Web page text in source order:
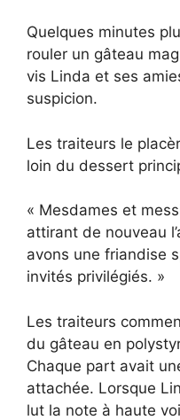
Quelques minutes
rouler un gâteau
vis Linda et ses
suspicion.
Les traiteurs le
loin du dessert
« Mesdames et
attirant de nouveau
avons une friandise
invités privilégiés. »
Les traiteurs
du gâteau en
Chaque part avait
attachée. Lorsque
lut la note à haute